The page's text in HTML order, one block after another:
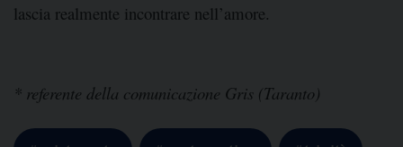
lascia realmente incontrare nell’amore.
* referente della comunicazione Gris (Taranto)